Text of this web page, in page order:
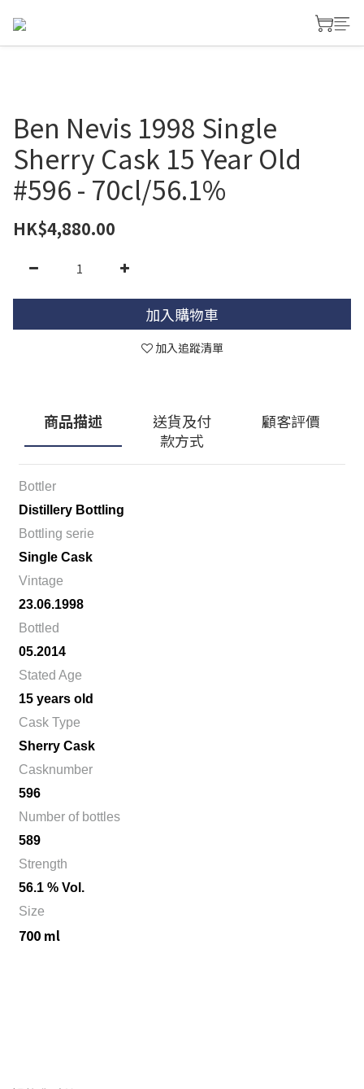
Ben Nevis 1998 Single
Sherry Cask 15 Year Old
#596 - 70cl/56.1%
HK$4,880.00
加入購物車
加入追蹤清單
商品描述
送貨及付
款方式
顧客評價
Bottler
Distillery Bottling
Bottling serie
Single Cask
Vintage
23.06.1998
Bottled
05.2014
Stated Age
15 years old
Cask Type
Sherry Cask
Casknumber
596
Number of bottles
589
Strength
56.1 % Vol.
Size
700 ml